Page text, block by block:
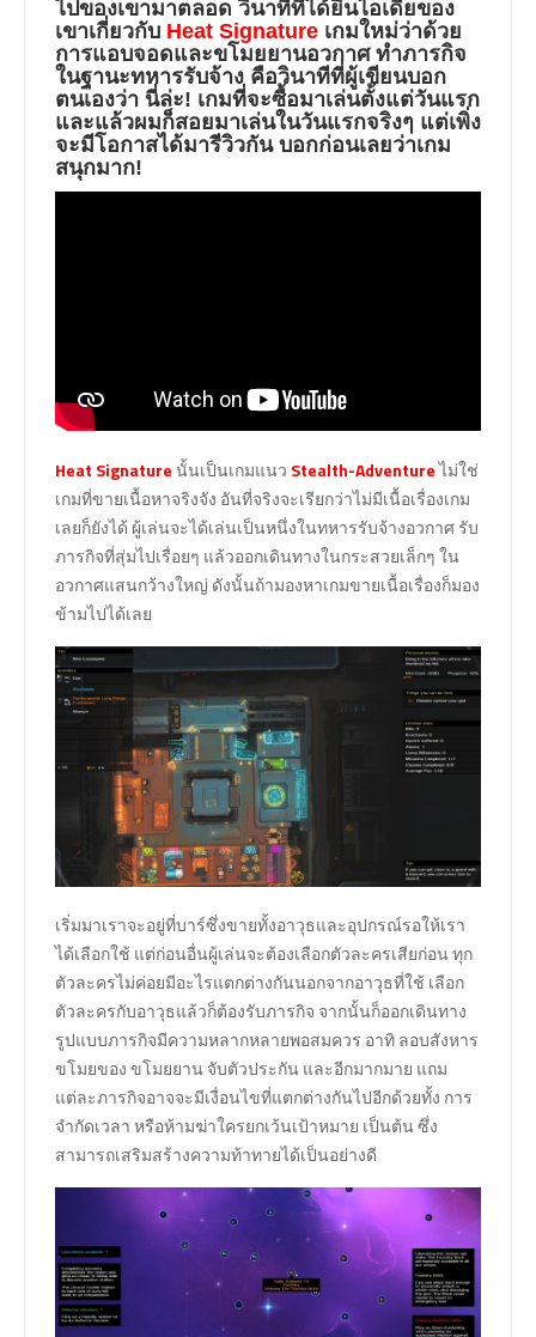
ไปของเขามาตลอด วินาทีที่ได้ยินไอเดียของ
เขาเกี่ยวกับ Heat Signature เกมใหม่ว่าด้วย
การแอบจอดและขโมยยานอวกาศ ทำภารกิจ
ในฐานะทหารรับจ้าง คือวินาทีที่ผู้เขียนบอก
ตนเองว่า นี่ล่ะ! เกมที่จะซื้อมาเล่นตั้งแต่วันแรก
และแล้วผมก็สอยมาเล่นในวันแรกจริงๆ แต่เพิ่ง
จะมีโอกาสได้มารีวิวกัน บอกก่อนเลยว่าเกม
สนุกมาก!
Heat Signatureนั้นเป็นเกมแนว Stealth-Adventureไม่ใช่
เกมที่ขายเนื้อหาจริงจัง อันที่จริงจะเรียกว่าไม่มีเนื้อเรื่องเกม
เลยก็ยังได้ ผู้เล่นจะได้เล่นเป็นหนึ่งในทหารรับจ้างอวกาศ รับ
ภารกิจที่สุ่มไปเรื่อยๆ แล้วออกเดินทางในกระสวยเล็กๆ ใน
อวกาศแสนกว้างใหญ่ ดังนั้นถ้ามองหาเกมขายเนื้อเรื่องก็มอง
ข้ามไปได้เลย
เริ่มมาเราจะอยู่ที่บาร์ซึ่งขายทั้งอาวุธและอุปกรณ์รอให้เรา
ได้เลือกใช้ แต่ก่อนอื่นผู้เล่นจะต้องเลือกตัวละครเสียก่อน ทุก
ตัวละครไม่ค่อยมีอะไรแตกต่างกันนอกจากอาวุธที่ใช้ เลือก
ตัวละครกับอาวุธแล้วก็ต้องรับภารกิจ จากนั้นก็ออกเดินทาง
รูปแบบภารกิจมีความหลากหลายพอสมควร อาทิ ลอบสังหาร
ขโมยของ ขโมยยาน จับตัวประกัน และอีกมากมาย แถม
แต่ละภารกิจอาจจะมีเงื่อนไขที่แตกต่างกันไปอีกด้วยทั้ง การ
จำกัดเวลา หรือห้ามฆ่าใครยกเว้นเป้าหมาย เป็นต้น ซึ่ง
สามารถเสริมสร้างความท้าทายได้เป็นอย่างดี